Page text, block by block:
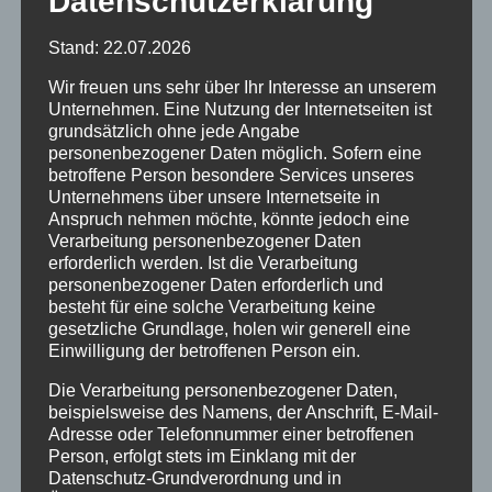
HAARSCHARF FRISÖR
Frisör Haarscharf
wünscht Frohe Ostern
2021-03-17 Haarscharf Frisör
Wir haben geöffnet! Bitte rufen Sie mich an
Stand: 22.07.2026
Wir freuen uns sehr über Ihr Interesse an unserem
Unternehmen. Eine Nutzung der Internetseiten ist
grundsätzlich ohne jede Angabe
personenbezogener Daten möglich. Sofern eine
betroffene Person besondere Services unseres
Unternehmens über unsere Internetseite in
Anspruch nehmen möchte, könnte jedoch eine
Verarbeitung personenbezogener Daten
erforderlich werden. Ist die Verarbeitung
personenbezogener Daten erforderlich und
besteht für eine solche Verarbeitung keine
gesetzliche Grundlage, holen wir generell eine
Einwilligung der betroffenen Person ein.
Die Verarbeitung personenbezogener Daten,
beispielsweise des Namens, der Anschrift, E-Mail-
Adresse oder Telefonnummer einer betroffenen
Person, erfolgt stets im Einklang mit der
Datenschutz-Grundverordnung und in